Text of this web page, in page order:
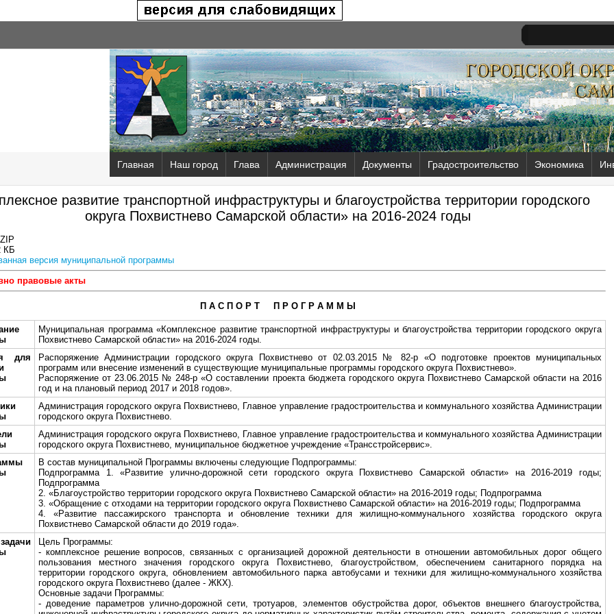
Главная Наш город Глава Администрация Документы Градостроительство Экономика
развитие транспортной инфраструктуры и благоустройства территории городского
округа Похвистнево Самарской области» на 2016-2024 годы
ZIP
КБ
версия муниципальной программы
правовые акты
П А С П О Р Т П Р О Г Р А М М Ы
Муниципальная программа «Комплексное развитие транспортной инфраструктуры и благоустройства территории городского округа
Похвистнево Самарской области» на 2016-2024 годы.
для
Распоряжение Администрации городского округа Похвистнево от 02.03.2015 № 82-р «О подготовке проектов муниципальных
программ или внесение изменений в существующие муниципальные программы городского округа Похвистнево».
Распоряжение от 23.06.2015 № 248-р «О составлении проекта бюджета городского округа Похвистнево Самарской области на 2016
год и на плановый период 2017 и 2018 годов».
Администрация городского округа Похвистнево, Главное управление градостроительства и коммунального хозяйства Администрации
городского округа Похвистнево.
Администрация городского округа Похвистнево, Главное управление градостроительства и коммунального хозяйства Администрации
городского округа Похвистнево, муниципальное бюджетное учреждение «Трансстройсервис».
В состав муниципальной Программы включены следующие Подпрограммы:
Подпрограмма 1. «Развитие улично-дорожной сети городского округа Похвистнево Самарской области» на 2016-2019 годы;
Подпрограмма
2. «Благоустройство территории городского округа Похвистнево Самарской области» на 2016-2019 годы; Подпрограмма
3. «Обращение с отходами на территории городского округа Похвистнево Самарской области» на 2016-2019 годы; Подпрограмма
4. «Развитие пассажирского транспорта и обновление техники для жилищно-коммунального хозяйства городского округа
Похвистнево Самарской области до 2019 года».
Цель Программы:
- комплексное решение вопросов, связанных с организацией дорожной деятельности в отношении автомобильных дорог общего
пользования местного значения городского округа Похвистнево, благоустройством, обеспечением санитарного порядка на
территории городского округа, обновлением автомобильного парка автобусами и техники для жилищно-коммунального хозяйства
городского округа Похвистнево (далее - ЖКХ).
Основные задачи Программы:
- доведение параметров улично-дорожной сети, тротуаров, элементов обустройства дорог, объектов внешнего благоустройства,